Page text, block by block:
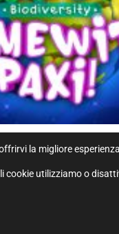
della
Kids" sulla
in una spedizione
la migliore
cookie utilizziamo o